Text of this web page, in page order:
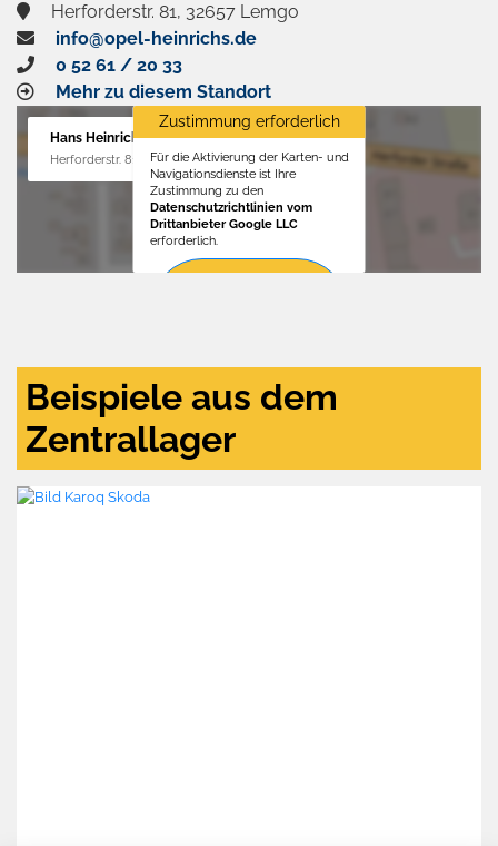
Herforderstr. 81, 32657 Lemgo
info@opel-heinrichs.de
0 52 61 / 20 33
Mehr zu diesem Standort
Hans Heinrichs GmbH
Herforderstr. 81, 32657 Lemgo
Zustimmung erforderlich
Für die Aktivierung der Karten- und
Navigationsdienste ist Ihre
Zustimmung zu den
Datenschutzrichtlinien vom
Drittanbieter Google LLC
erforderlich.
Beispiele aus dem
Zentrallager